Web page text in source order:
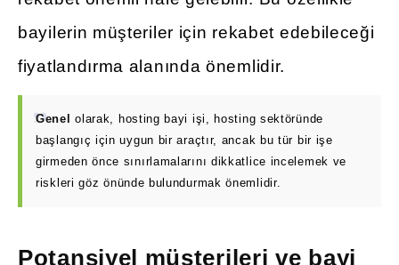
bayilerin müşteriler için rekabet edebileceği
fiyatlandırma alanında önemlidir.
Genel
olarak, hosting bayi işi, hosting sektöründe
başlangıç için uygun bir araçtır, ancak bu tür bir işe
girmeden önce sınırlamalarını dikkatlice incelemek ve
riskleri göz önünde bulundurmak önemlidir.
Potansiyel müşterileri ve bayi